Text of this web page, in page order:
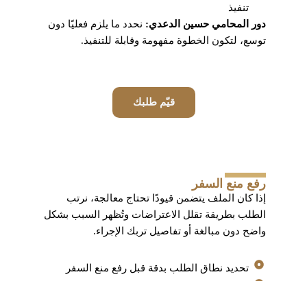
تنفيذ
دور المحامي حسين الدعدي: نحدد ما يلزم فعليًا دون
توسع، لتكون الخطوة مفهومة وقابلة للتنفيذ.
قيّم طلبك
رفع منع السفر
إذا كان الملف يتضمن قيودًا تحتاج معالجة، نرتب
الطلب بطريقة تقلل الاعتراضات وتُظهر السبب بشكل
واضح دون مبالغة أو تفاصيل تربك الإجراء.
تحديد نطاق الطلب بدقة قبل رفع منع السفر